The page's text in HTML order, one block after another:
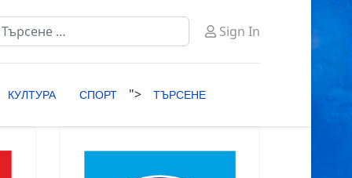
Sign In
КУЛТУРА СПОРТ "> ТЪРСЕНЕ